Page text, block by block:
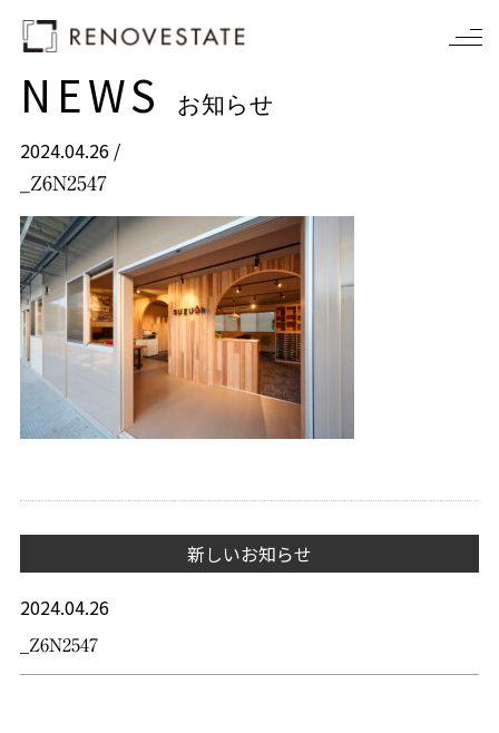
NEWS お知らせ
2024.04.26 /
_Z6N2547
新しいお知らせ
2024.04.26
_Z6N2547